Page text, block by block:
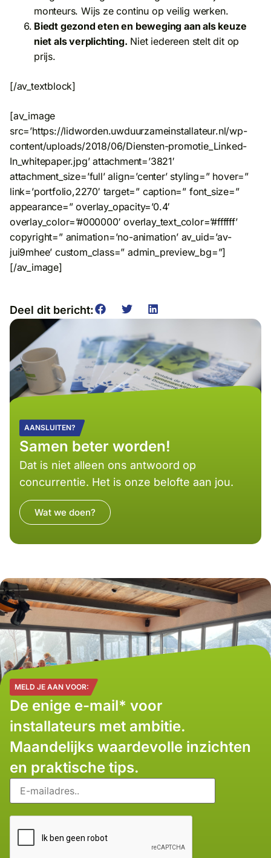
monteurs. Wijs ze continu op veilig werken.
Biedt gezond eten en beweging aan als keuze
niet als verplichting. Niet iedereen stelt dit op
prijs.
[/av_textblock]
[av_image
src=’https://lidworden.uwduurzameinstallateur.nl/wp-
content/uploads/2018/06/Diensten-promotie_Linked-
In_whitepaper.jpg’ attachment=’3821′
attachment_size=’full’ align=’center’ styling=” hover=”
link=’portfolio,2270′ target=” caption=” font_size=”
appearance=” overlay_opacity=’0.4′
overlay_color=’#000000′ overlay_text_color=’#ffffff’
copyright=” animation=’no-animation’ av_uid=’av-
jui9mhee’ custom_class=” admin_preview_bg=”]
[/av_image]
Deel dit bericht:
AANSLUITEN?
Samen beter worden!
Dat is niet alleen ons antwoord op
concurrentie. Het is onze belofte aan jou.
Wat we doen?
MELD JE AAN VOOR:
De enige e-mail* voor
installateurs met ambitie.
Maandelijks waardevolle inzichten
en praktische tips.